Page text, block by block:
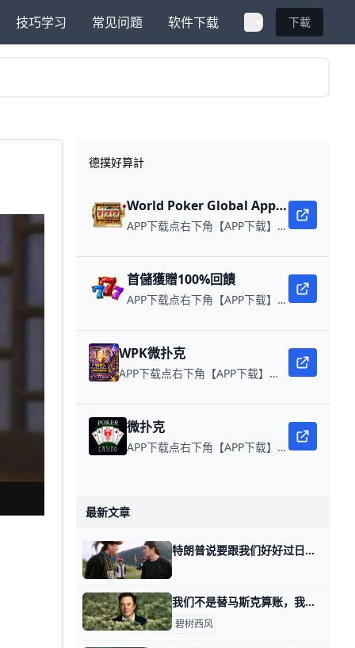
技巧学习 常见问题 软件下载 下載
德撲好算計
World Poker Global App全球微扑克
APP下载点右下角【APP下载】联系客服 每日更新可用链接 在线玩扑克，赢取真钱。
首儲獲贈100%回饋
APP下载点右下角【APP下载】联系客服 每日更新可用链接 每日保底獎池10,000美金
WPK微扑克
APP下载点右下角【APP下载】联系客服 每日更新可用链接 微扑克 WPK真人在线约局，wepoker德州约局，加微信客服上下分，领WPK钻石。
微扑克
APP下载点右下角【APP下载】联系客服 每日更新可用链接 微扑克 WPK真人在线约局，领WPK钻石。
最新文章
特朗普说要跟我们好好过日子，你信么？ 我发现特朗普的身段真是太柔软了，昨天管鲍威尔叫牛夫人，今天管鲍威尔叫小甜甜。 我之前写的特朗普大战鲍威尔，都还没来得及推送，他就怂了，太坑人了
我们不是替马斯克算账，我们是替自己算账 那天我写为什么一眼看破事物本质的人，照样过不好这一生。 有人看了第五个话题渣男打法之后，对于把AI比作暖气的这个看法，很感兴趣。 他想知道，我们
碧树西风